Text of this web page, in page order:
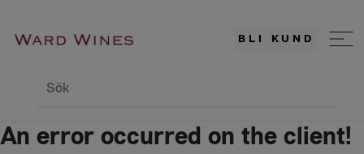
BLI KUND
Sök
An error occurred on the client!